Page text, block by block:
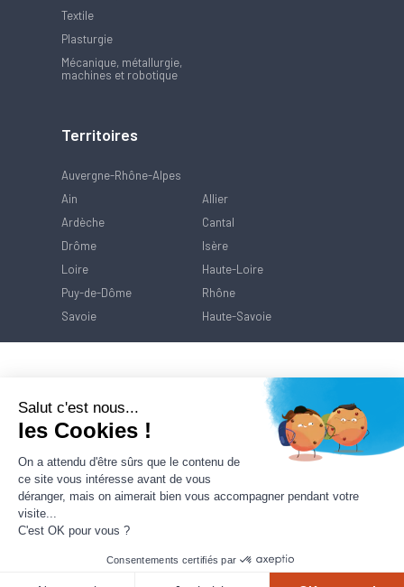
Textile
Plasturgie
Mécanique, métallurgie,
machines et robotique
Territoires
Auvergne-Rhône-Alpes
Ain
Allier
Ardèche
Cantal
Drôme
Isère
Loire
Haute-Loire
Puy-de-Dôme
Rhône
Savoie
Haute-Savoie
Politique de
Salut c'est nous...
les Cookies !
On a attendu d'être sûrs que le contenu de
ce site vous intéresse avant de vous
déranger, mais on aimerait bien vous accompagner pendant votre
visite...
C'est OK pour vous ?
Consentements certifiés par